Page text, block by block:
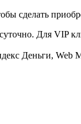
сделать
Для VIP
Деньги, Web